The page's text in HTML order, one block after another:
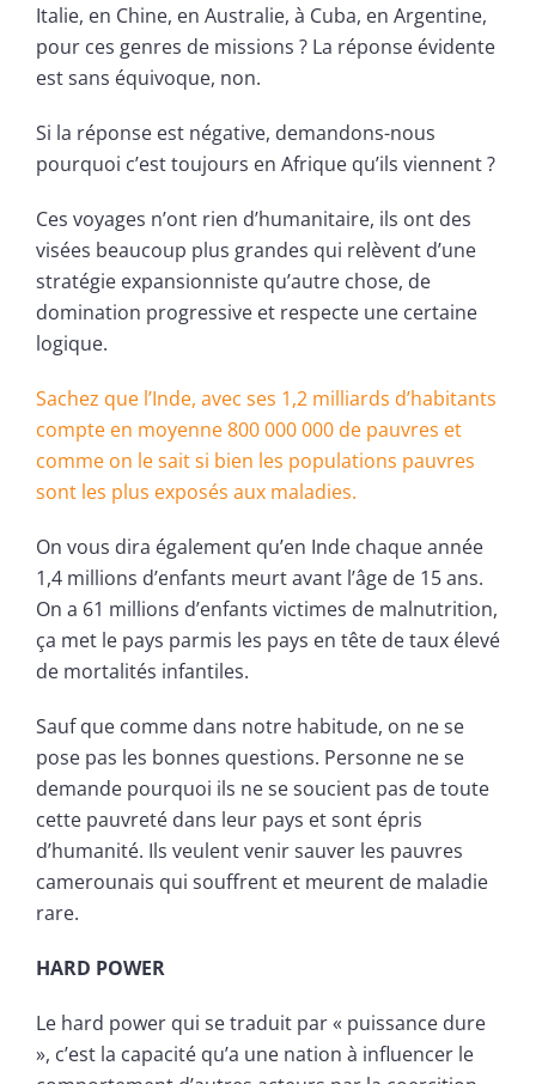
Italie, en Chine, en Australie, à Cuba, en Argentine,
pour ces genres de missions ? La réponse évidente
est sans équivoque, non.
Si la réponse est négative, demandons-nous
pourquoi c’est toujours en Afrique qu’ils viennent ?
Ces voyages n’ont rien d’humanitaire, ils ont des
visées beaucoup plus grandes qui relèvent d’une
stratégie expansionniste qu’autre chose, de
domination progressive et respecte une certaine
logique.
Sachez que l’Inde, avec ses 1,2 milliards d’habitants
compte en moyenne 800 000 000 de pauvres et
comme on le sait si bien les populations pauvres
sont les plus exposés aux maladies.
On vous dira également qu’en Inde chaque année
1,4 millions d’enfants meurt avant l’âge de 15 ans.
On a 61 millions d’enfants victimes de malnutrition,
ça met le pays parmis les pays en tête de taux élevé
de mortalités infantiles.
Sauf que comme dans notre habitude, on ne se
pose pas les bonnes questions. Personne ne se
demande pourquoi ils ne se soucient pas de toute
cette pauvreté dans leur pays et sont épris
d’humanité. Ils veulent venir sauver les pauvres
camerounais qui souffrent et meurent de maladie
rare.
HARD POWER
Le hard power qui se traduit par « puissance dure
», c’est la capacité qu’a une nation à influencer le